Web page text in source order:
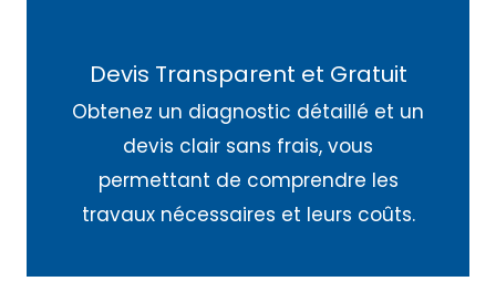
Devis Transparent et Gratuit
Obtenez un diagnostic détaillé et un
devis clair sans frais, vous
permettant de comprendre les
travaux nécessaires et leurs coûts.